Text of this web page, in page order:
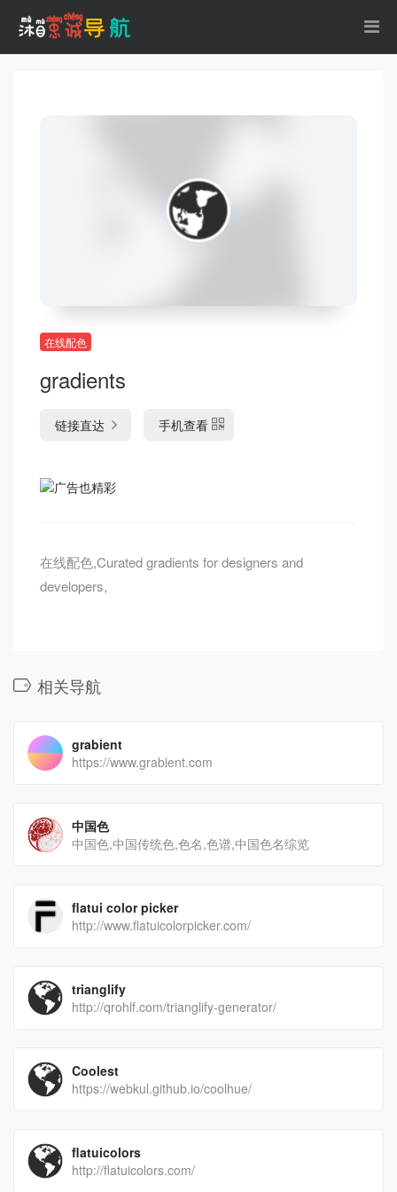
在线配色
gradients
链接直达 手机查看
在线配色,Curated gradients for designers and
developers,
相关导航
grabient
https://www.grabient.com
中国色
中国色,中国传统色,色名,色谱,中国色名综览
flatui color picker
http://www.flatuicolorpicker.com/
trianglify
http://qrohlf.com/trianglify-generator/
Coolest
https://webkul.github.io/coolhue/
flatuicolors
http://flatuicolors.com/